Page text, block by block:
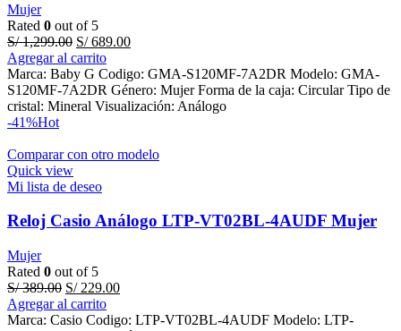
Mujer
Rated 0 out of 5
S/1,299.00 Original
price
was:
S/ 1,299.00.
S/689.00Current
is:
S/ 689.00.
Agregar al carrito
Marca: Baby G Codigo: GMA-S120MF-7A2DR Modelo: GMA-
S120MF-7A2DR Género: Mujer Forma de la caja: Circular Tipo de
cristal: Mineral Visualización: Análogo
-41%Hot
Comparar con otro modelo
Quick view
Mi lista de deseo
Reloj Casio Análogo LTP-VT02BL-4AUDF Mujer
Mujer
Rated 0 out of 5
S/389.00 Original
price
was:
S/229.00Current
is:
Agregar al carrito
Marca: Casio Codigo: LTP-VT02BL-4AUDF Modelo: LTP-